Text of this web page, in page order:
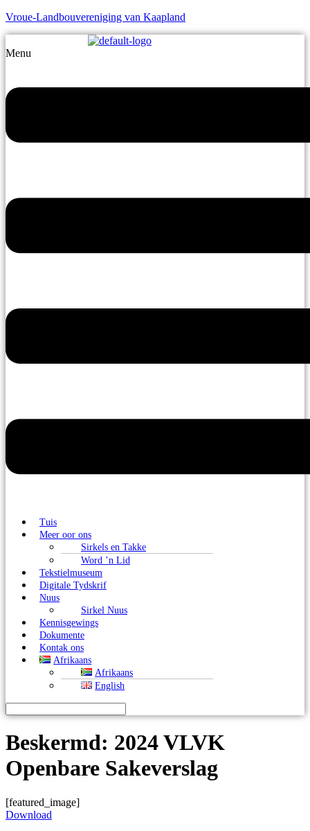
Vroue-Landbouvereniging van Kaapland
Menu
Tuis
Meer oor ons
Sirkels en Takke
Word ’n Lid
Tekstielmuseum
Digitale Tydskrif
Nuus
Sirkel Nuus
Kennisgewings
Dokumente
Kontak ons
Afrikaans
Afrikaans
English
Beskermd: 2024 VLVK
Openbare Sakeverslag
[featured_image]
Download